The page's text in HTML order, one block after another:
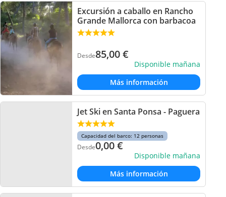
Excursión a caballo en Rancho
Grande Mallorca con barbacoa
Desde85,00€
Disponible mañana
Más información
Jet Ski en Santa Ponsa - Paguera
Capacidad del barco: 12 personas
Desde0,00€
Disponible mañana
Más información